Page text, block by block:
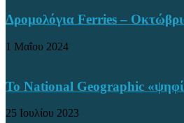
Δρομολόγια Ferries –
1 Μαΐου 2024
Το National Geographic
25 Ιουλίου 2023